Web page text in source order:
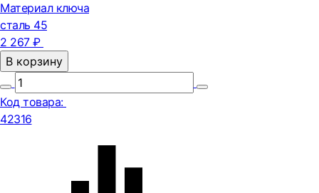
Материал ключа
сталь 45
2 267 ₽
В корзину
Код товара:
42316